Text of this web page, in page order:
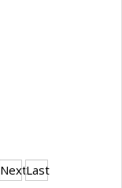
NextLast